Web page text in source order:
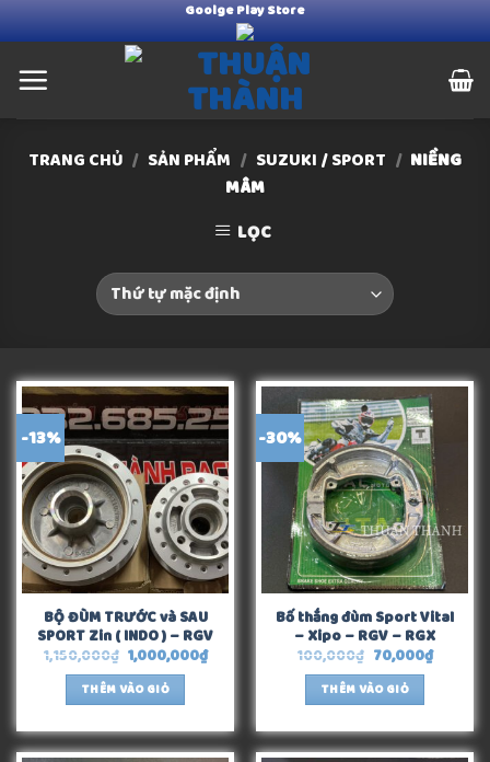
Skip
to
content
Goolge Play Store
TRANG CHỦ / SẢN PHẨM / SUZUKI / SPORT / NIỀNG
MÂM
LỌC
-13%
BỘ ĐÙM TRƯỚC và SAU
SPORT Zin ( INDO ) – RGV
1,150,000₫ 1,000,000₫
THÊM VÀO GIỎ
-30%
Bố thắng đùm Sport Vital
– Xipo – RGV – RGX
100,000₫ 70,000₫
THÊM VÀO GIỎ